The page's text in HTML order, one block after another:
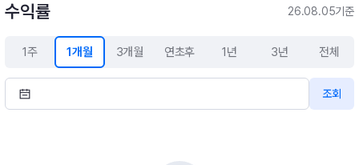
수익률 26.08.05기준
1주 1개월 3개월 연초후 1년 3년 전체
조회